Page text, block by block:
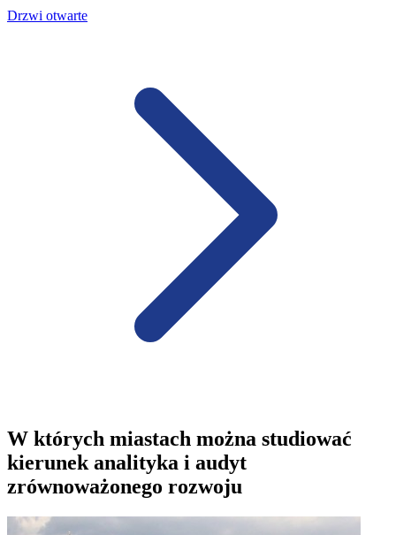
Drzwi otwarte
W których miastach można studiować
kierunek analityka i audyt
zrównoważonego rozwoju